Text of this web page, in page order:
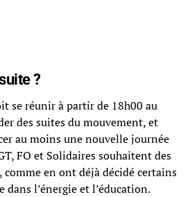
?
se réunir à partir de 18h00 au
des suites du mouvement, et
au moins une nouvelle journée
FO et Solidaires souhaitent des
comme en ont déjà décidé certains
dans l’énergie et l’éducation.